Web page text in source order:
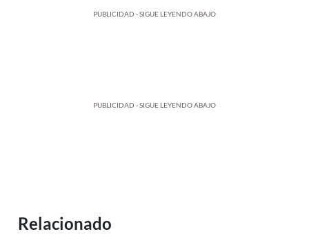
PUBLICIDAD - SIGUE LEYENDO ABAJO
PUBLICIDAD - SIGUE LEYENDO ABAJO
Relacionado